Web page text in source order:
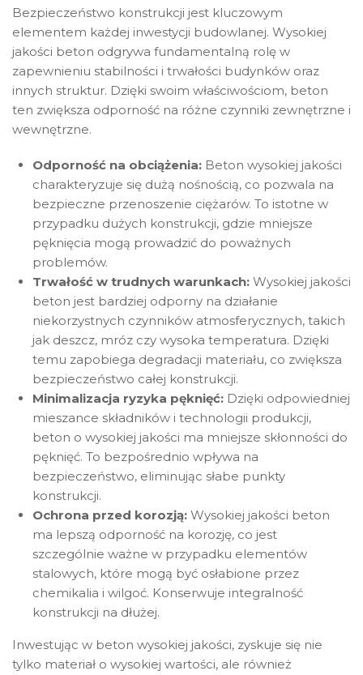
Bezpieczeństwo konstrukcji jest kluczowym
elementem każdej inwestycji budowlanej. Wysokiej
jakości beton odgrywa fundamentalną rolę w
zapewnieniu stabilności i trwałości budynków oraz
innych struktur. Dzięki swoim właściwościom, beton
ten zwiększa odporność na różne czynniki zewnętrzne i
wewnętrzne.
Odporność na obciążenia: Beton wysokiej jakości
charakteryzuje się dużą nośnością, co pozwala na
bezpieczne przenoszenie ciężarów. To istotne w
przypadku dużych konstrukcji, gdzie mniejsze
pęknięcia mogą prowadzić do poważnych
problemów.
Trwałość w trudnych warunkach: Wysokiej jakości
beton jest bardziej odporny na działanie
niekorzystnych czynników atmosferycznych, takich
jak deszcz, mróz czy wysoka temperatura. Dzięki
temu zapobiega degradacji materiału, co zwiększa
bezpieczeństwo całej konstrukcji.
Minimalizacja ryzyka pęknięć: Dzięki odpowiedniej
mieszance składników i technologii produkcji,
beton o wysokiej jakości ma mniejsze skłonności do
pęknięć. To bezpośrednio wpływa na
bezpieczeństwo, eliminując słabe punkty
konstrukcji.
Ochrona przed korozją: Wysokiej jakości beton
ma lepszą odporność na korozję, co jest
szczególnie ważne w przypadku elementów
stalowych, które mogą być osłabione przez
chemikalia i wilgoć. Konserwuje integralność
konstrukcji na dłużej.
Inwestując w beton wysokiej jakości, zyskuje się nie
tylko materiał o wysokiej wartości, ale również